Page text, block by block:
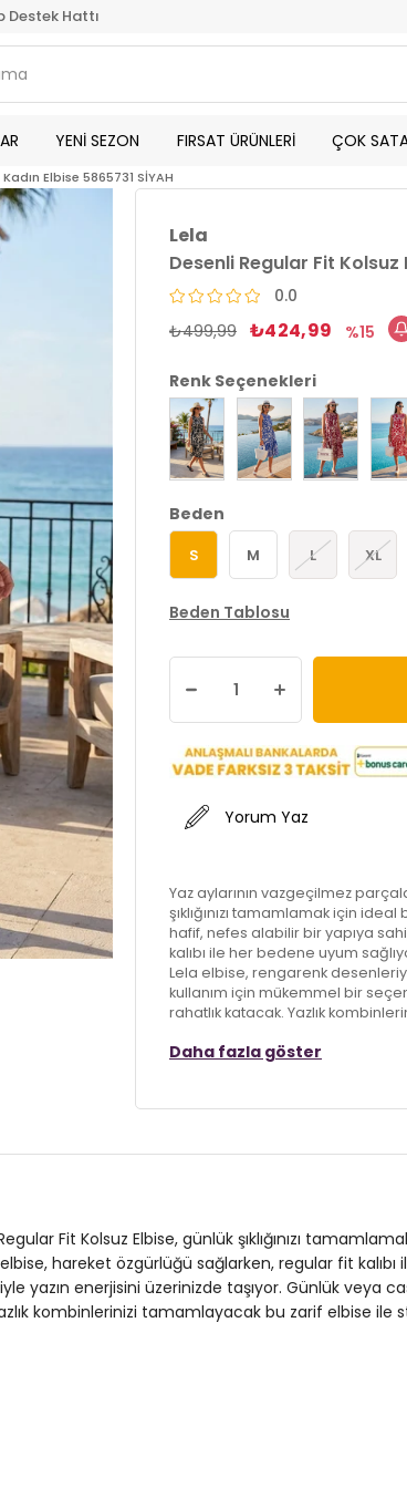
Destek Hattı
YENİ SEZON FIRSAT ÜRÜNLERİ ÇOK
Elbise 5865731 SİYAH
Lela
Desenli Regular Fit Kolsuz
0.0
₺499,99 ₺424,99 15
Renk Seçenekleri
Beden
S M L XL
Beden Tablosu
Yorum Yaz
Yaz aylarının vazgeçilmez
şıklığınızı tamamlamak için
hafif, nefes alabilir bir yapıya
kalıbı ile her bedene uyum
Lela elbise, rengarenk
kullanım için mükemmel bir
rahatlık katacak. Yazlık
Giyim Tarzı:Günlük/Casual
Desen:Desenli
Materyal:% 97 Polyester % 3
Kumaş Tipi:Belirtilmemiş
Boy:Standart
Daha fazla göster
Fit Kolsuz Elbise, günlük şıklığınızı
hareket özgürlüğü sağlarken, regular fit
yazın enerjisini üzerinizde taşıyor. Günlük veya
kombinlerinizi tamamlayacak bu zarif elbise ile